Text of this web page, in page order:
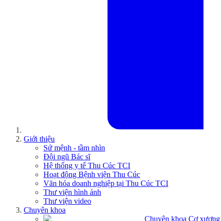
Giới thiệu
Sứ mệnh - tầm nhìn
Đội ngũ Bác sĩ
Hệ thống y tế Thu Cúc TCI
Hoạt động Bệnh viện Thu Cúc
Văn hóa doanh nghiệp tại Thu Cúc TCI
Thư viện hình ảnh
Thư viện video
Chuyên khoa
Chuyên khoa Cơ